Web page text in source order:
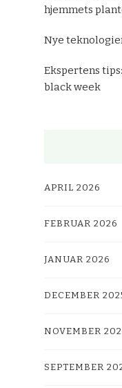
hjemmets
Nye
Ekspertens
black week
APRIL 2026
FEBRUAR 2026
JANUAR 2026
DECEMBER
NOVEMBER
SEPTEMBER